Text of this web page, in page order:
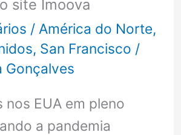
site Imoova
/América do Norte,
, San Francisco /
Gonçalves
nos EUA em pleno
a pandemia